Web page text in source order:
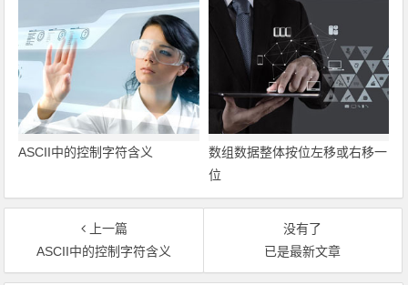
ASCII中的控制字符含义
数组数据整体按位左移或右移一
位
上一篇
ASCII中的控制字符含义
没有了
已是最新文章